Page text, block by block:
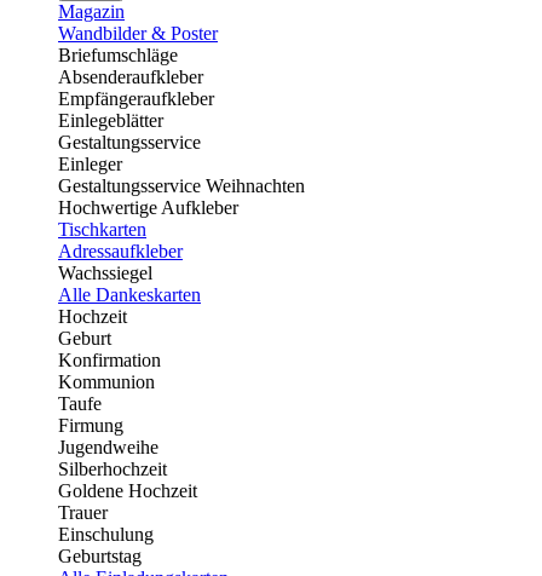
Magazin
Wandbilder & Poster
Briefumschläge
Absenderaufkleber
Empfängeraufkleber
Einlegeblätter
Gestaltungsservice
Einleger
Gestaltungsservice Weihnachten
Hochwertige Aufkleber
Tischkarten
Adressaufkleber
Wachssiegel
Alle Dankeskarten
Hochzeit
Geburt
Konfirmation
Kommunion
Taufe
Firmung
Jugendweihe
Silberhochzeit
Goldene Hochzeit
Trauer
Einschulung
Geburtstag